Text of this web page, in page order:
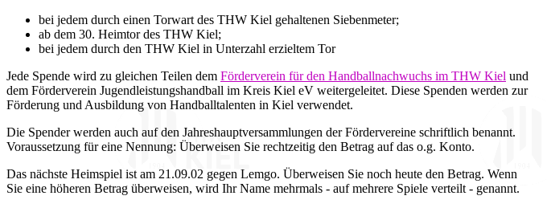
bei jedem durch einen Torwart des THW Kiel gehaltenen Siebenmeter;
ab dem 30. Heimtor des THW Kiel;
bei jedem durch den THW Kiel in Unterzahl erzieltem Tor
Jede Spende wird zu gleichen Teilen dem Förderverein für den Handballnachwuchs im THW Kiel und
dem Förderverein Jugendleistungshandball im Kreis Kiel eV weitergeleitet. Diese Spenden werden zur
Förderung und Ausbildung von Handballtalenten in Kiel verwendet.
Die Spender werden auch auf den Jahreshauptversammlungen der Fördervereine schriftlich benannt.
Voraussetzung für eine Nennung: Überweisen Sie rechtzeitig den Betrag auf das o.g. Konto.
Das nächste Heimspiel ist am 21.09.02 gegen Lemgo. Überweisen Sie noch heute den Betrag. Wenn
Sie eine höheren Betrag überweisen, wird Ihr Name mehrmals - auf mehrere Spiele verteilt - genannt.